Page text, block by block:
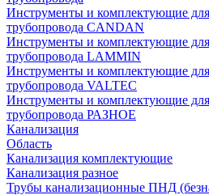
Инструменты и комплектующие
трубопровода CANDAN
Инструменты и комплектующие
трубопровода LAMMIN
Инструменты и комплектующие
трубопровода VALTEC
Инструменты и комплектующие
трубопровода РАЗНОЕ
Канализация
Область
Канализация комплектующие
Канализация разное
Трубы канализационные ПНД